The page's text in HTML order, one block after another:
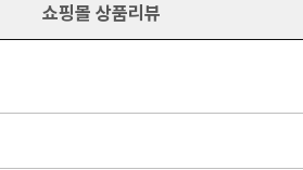
쇼핑몰 상품리뷰